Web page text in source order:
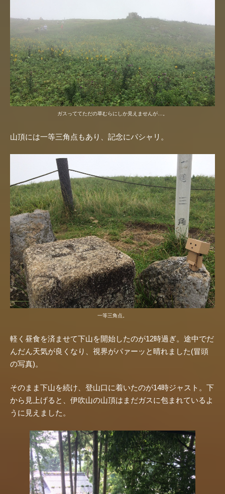
ガスっててただの草むらにしか見えませんが…。
山頂には一等三角点もあり、記念にパシャリ。
一等三角点。
軽く昼食を済ませて下山を開始したのが12時過ぎ。途中でだ
んだん天気が良くなり、視界がパァーッと晴れました(冒頭
の写真)。
そのまま下山を続け、登山口に着いたのが14時ジャスト。下
から見上げると、伊吹山の山頂はまだガスに包まれているよ
うに見えました。